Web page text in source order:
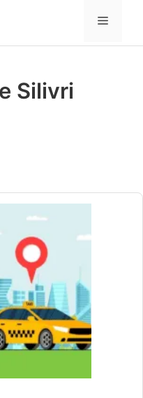
MENÜ
Silivri